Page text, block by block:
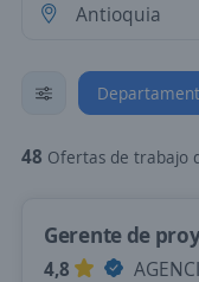
48 Ofertas de trabajo de
Gerente de
4,8